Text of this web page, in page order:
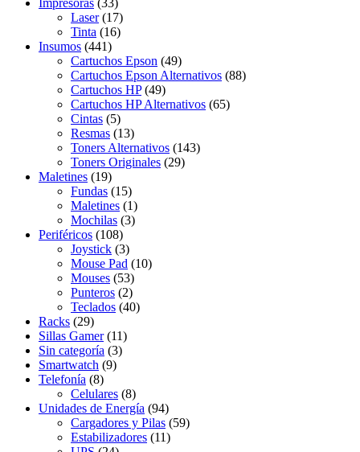
Impresoras (33)
Laser (17)
Tinta (16)
Insumos (441)
Cartuchos Epson (49)
Cartuchos Epson Alternativos (88)
Cartuchos HP (49)
Cartuchos HP Alternativos (65)
Cintas (5)
Resmas (13)
Toners Alternativos (143)
Toners Originales (29)
Maletines (19)
Fundas (15)
Maletines (1)
Mochilas (3)
Periféricos (108)
Joystick (3)
Mouse Pad (10)
Mouses (53)
Punteros (2)
Teclados (40)
Racks (29)
Sillas Gamer (11)
Sin categoría (3)
Smartwatch (9)
Telefonía (8)
Celulares (8)
Unidades de Energía (94)
Cargadores y Pilas (59)
Estabilizadores (11)